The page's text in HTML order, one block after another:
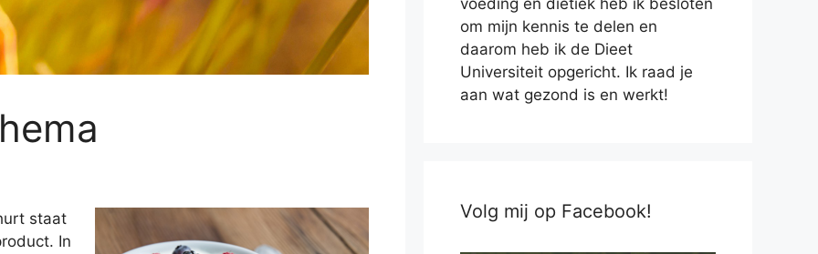
staat
In
om mijn kennis te delen en
daarom heb ik de Dieet
Universiteit opgericht. Ik raad je
aan wat gezond is en werkt!
Volg mij op Facebook!